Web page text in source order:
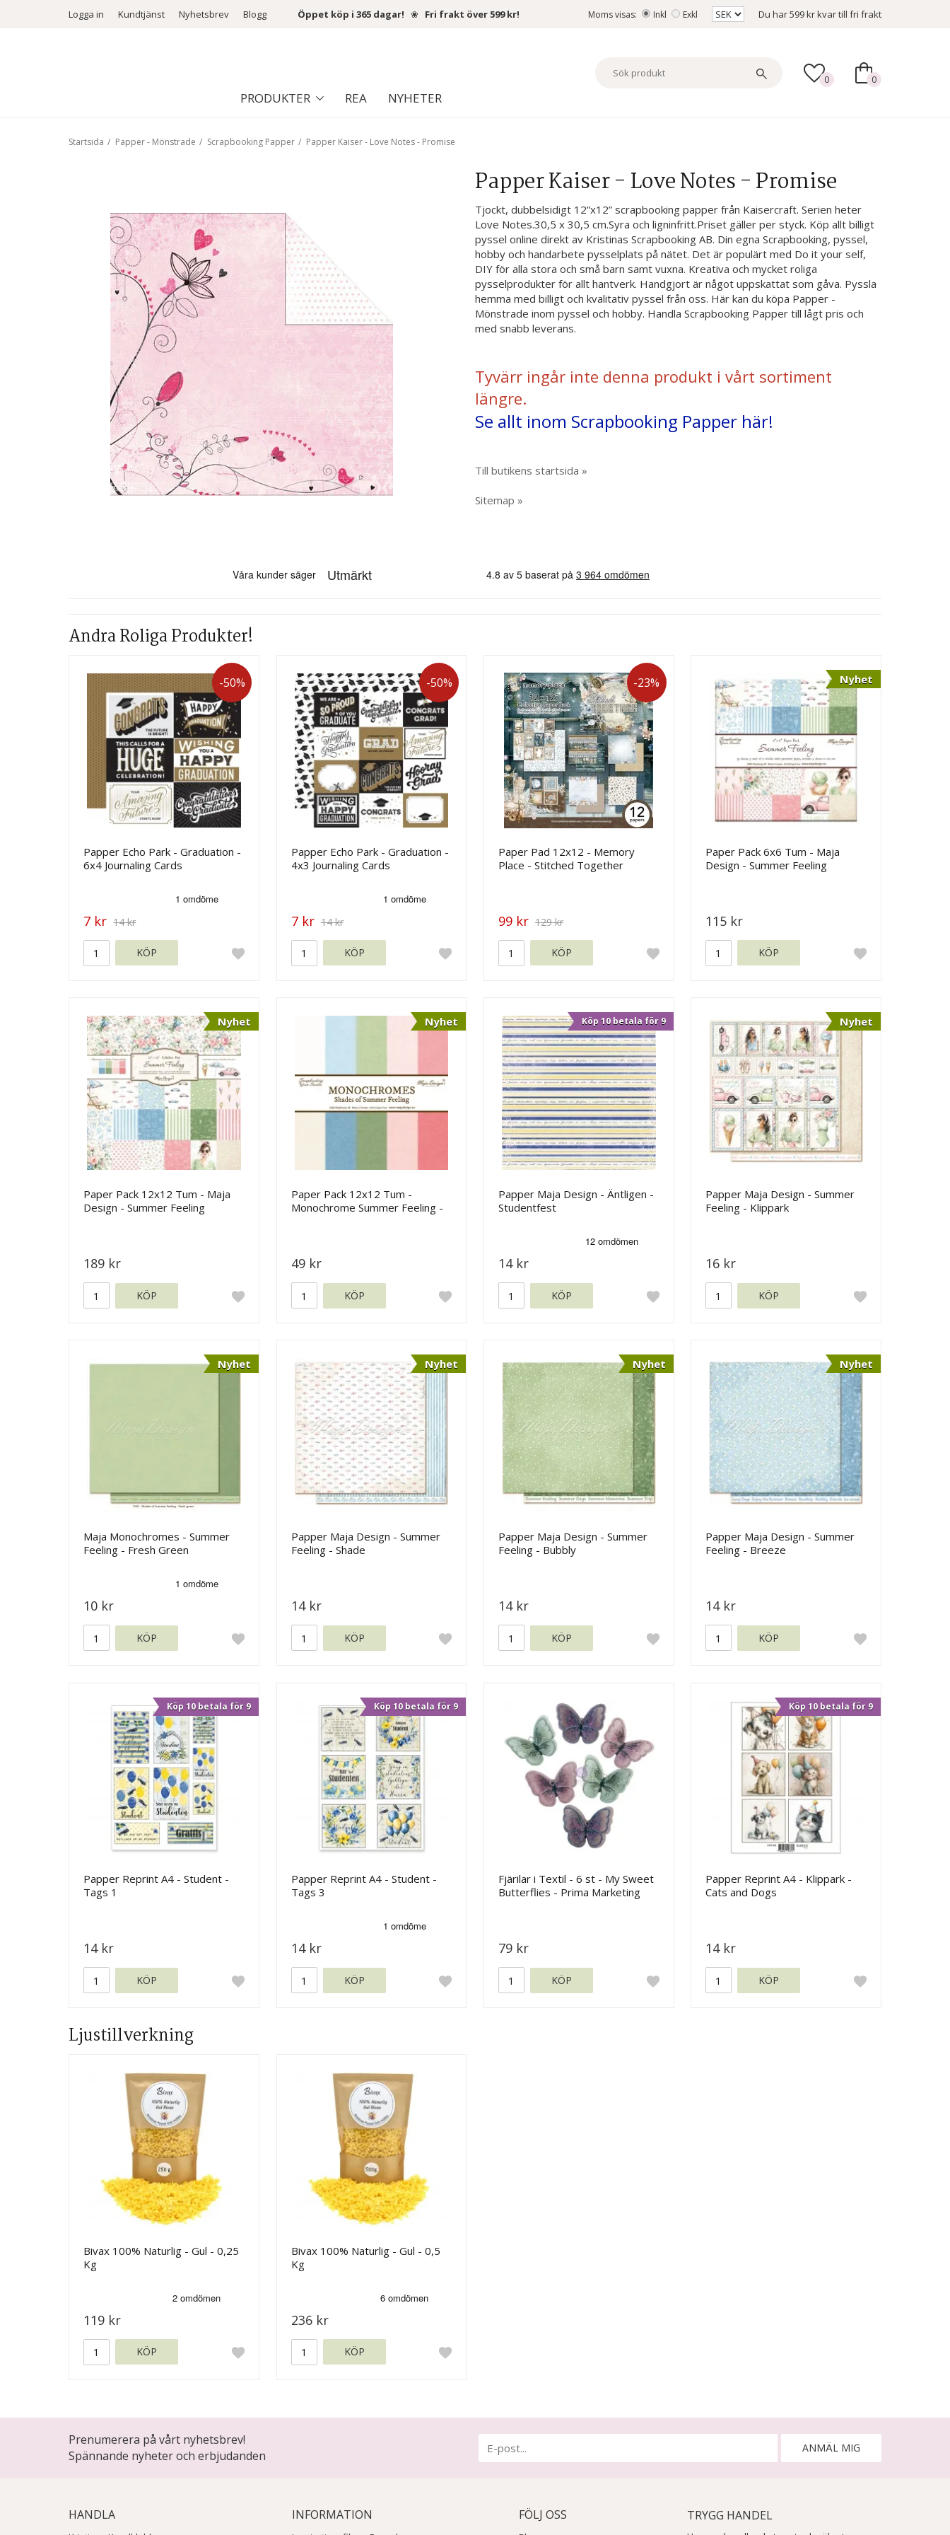
Logga in Kundtjänst Nyhetsbrev Blogg Öppet köp i 365 dagar! ❀ Fri frakt över 599 kr! Moms visas: Inkl Exkl Du har599 krkvar till fri frakt
PRODUKTER REA NYHETER
0 0
Startsida / Papper - Mönstrade / Scrapbooking Papper / Papper Kaiser - Love Notes - Promise
Papper Kaiser - Love Notes - Promise
Tjockt, dubbelsidigt 12”x12” scrapbooking papper från Kaisercraft. Serien heter
Love Notes.30,5 x 30,5 cm.Syra och ligninfritt.Priset gäller per styck. Köp allt billigt
pyssel online direkt av Kristinas Scrapbooking AB. Din egna Scrapbooking, pyssel,
hobby och handarbete pysselplats på nätet. Det är populärt med Do it your self,
DIY för alla stora och små barn samt vuxna. Kreativa och mycket roliga
pysselprodukter för allt hantverk. Handgjort är något uppskattat som gåva. Pyssla
hemma med billigt och kvalitativ pyssel från oss. Här kan du köpa Papper -
Mönstrade inom pyssel och hobby. Handla Scrapbooking Papper till lågt pris och
med snabb leverans.
Tyvärr ingår inte denna produkt i vårt sortiment
längre.
Se allt inom Scrapbooking Papper här!
Till butikens startsida »
Sitemap »
Andra Roliga Produkter!
-50%
Papper Echo Park - Graduation -
6x4 Journaling Cards
7 kr 14 kr
KÖP
-50%
Papper Echo Park - Graduation -
4x3 Journaling Cards
7 kr 14 kr
KÖP
-23%
Paper Pad 12x12 - Memory
Place - Stitched Together
99 kr 129 kr
KÖP
Nyhet
Paper Pack 6x6 Tum - Maja
Design - Summer Feeling
115 kr
KÖP
Nyhet
Paper Pack 12x12 Tum - Maja
Design - Summer Feeling
189 kr
KÖP
Nyhet
Paper Pack 12x12 Tum -
Monochrome Summer Feeling -
49 kr
KÖP
Köp 10 betala för 9
Papper Maja Design - Äntligen -
Studentfest
14 kr
KÖP
Nyhet
Papper Maja Design - Summer
Feeling - Klippark
16 kr
KÖP
Nyhet
Maja Monochromes - Summer
Feeling - Fresh Green
10 kr
KÖP
Nyhet
Papper Maja Design - Summer
Feeling - Shade
14 kr
KÖP
Nyhet
Papper Maja Design - Summer
Feeling - Bubbly
14 kr
KÖP
Nyhet
Papper Maja Design - Summer
Feeling - Breeze
14 kr
KÖP
Köp 10 betala för 9
Papper Reprint A4 - Student -
Tags 1
14 kr
KÖP
Köp 10 betala för 9
Papper Reprint A4 - Student -
Tags 3
14 kr
KÖP
Fjärilar i Textil - 6 st - My Sweet
Butterflies - Prima Marketing
79 kr
KÖP
Köp 10 betala för 9
Papper Reprint A4 - Klippark -
Cats and Dogs
14 kr
KÖP
Ljustillverkning
Bivax 100% Naturlig - Gul - 0,25
Kg
119 kr
KÖP
Bivax 100% Naturlig - Gul - 0,5
Kg
236 kr
KÖP
Prenumerera på vårt nyhetsbrev!
Spännande nyheter och erbjudanden
ANMÄL MIG
HANDLA INFORMATION FÖLJ OSS TRYGG HANDEL